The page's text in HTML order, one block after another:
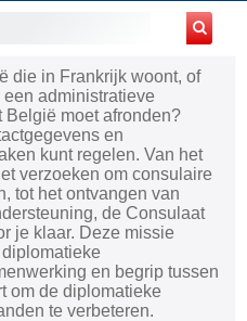
die in Frankrijk woont, of
administratieve
België moet afronden?
en
kunt regelen. Van het
verzoeken om consulaire
tot het ontvangen van
de Consulaat
je klaar. Deze missie
en begrip tussen
om de diplomatieke
te verbeteren.